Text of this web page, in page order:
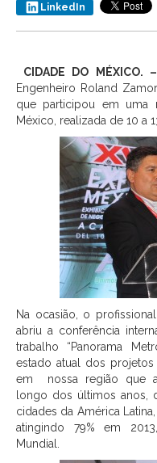
LinkedIn
CIDADE DO MÉXICO. –
Engenheiro Roland
que participou em uma
México, realizada de 10 a
Na ocasião, o
abriu a conferência
trabalho “Panorama
estado atual dos
em nossa região que
longo dos últimos anos,
cidades da América
atingindo 79% em
Mundial.